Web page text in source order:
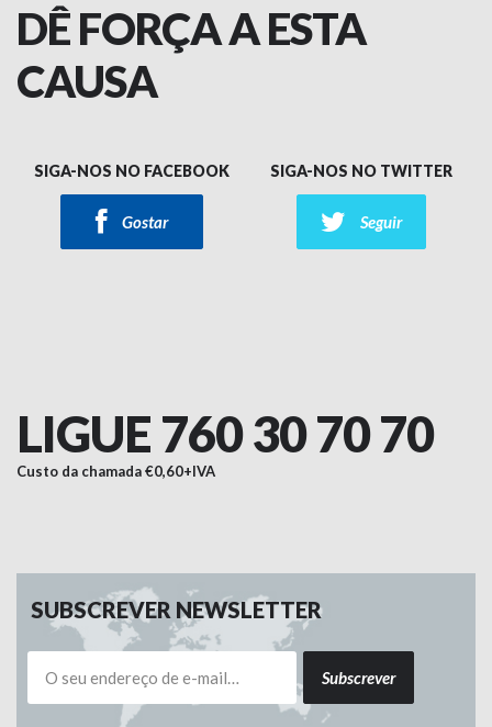
DÊ FORÇA A ESTA
CAUSA
SIGA-NOS NO FACEBOOK
Gostar
SIGA-NOS NO TWITTER
Seguir
LIGUE 760 30 70 70
Custo da chamada €0,60+IVA
SUBSCREVER NEWSLETTER
Subscrever